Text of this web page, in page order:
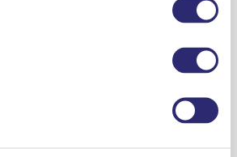
KNO en
is het van belang dat u
en tegelijk specialistische
Slaapkliniek heeft daarom